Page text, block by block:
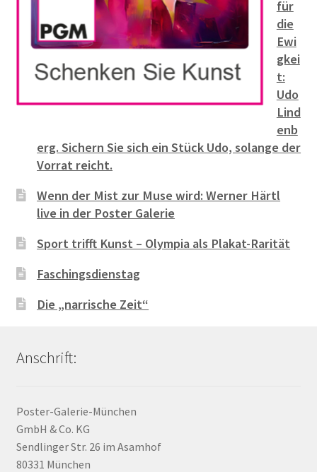
für
die
Ewi
gkei
t:
Udo
Lind
enb
erg. Sichern Sie sich ein Stück Udo, solange der
Vorrat reicht.
Wenn der Mist zur Muse wird: Werner Härtl
live in der Poster Galerie
Sport trifft Kunst – Olympia als Plakat-Rarität
Faschingsdienstag
Die „narrische Zeit“
Anschrift:
Poster-Galerie-München
GmbH & Co. KG
Sendlinger Str. 26 im Asamhof
80331 München